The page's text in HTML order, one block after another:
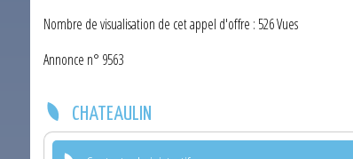
Nombre de visualisation de cet appel d'offre : 526 Vues
Annonce n° 9563
CHATEAULIN